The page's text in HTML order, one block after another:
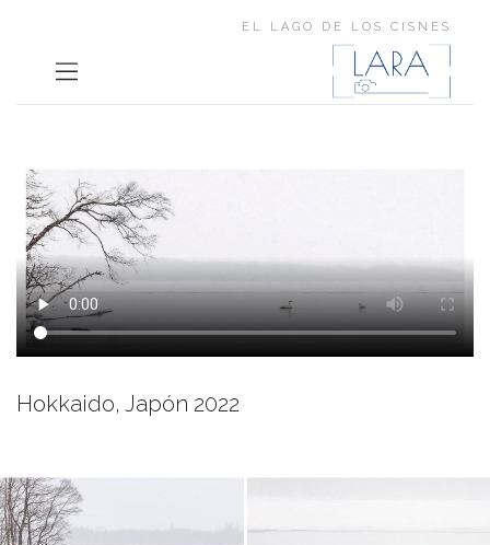
EL LAGO DE LOS CISNES
Hokkaido, Japón 2022